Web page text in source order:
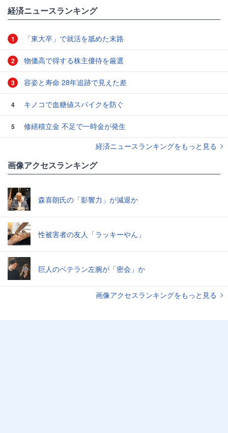
経済ニュースランキング
1 「東大卒」で就活を舐めた末路
2 物価高で得する株主優待を厳選
3 容姿と寿命 28年追跡で見えた差
4 キノコで血糖値スパイクを防ぐ
5
修繕積立金 不足で一時金が発生
経済ニュースランキングをもっと見る
画像アクセスランキング
森喜朗氏の「影響力」が減退か
性被害者の友人「ラッキーやん」
巨人のベテラン左腕が「密会」か
画像アクセスランキングをもっと見る